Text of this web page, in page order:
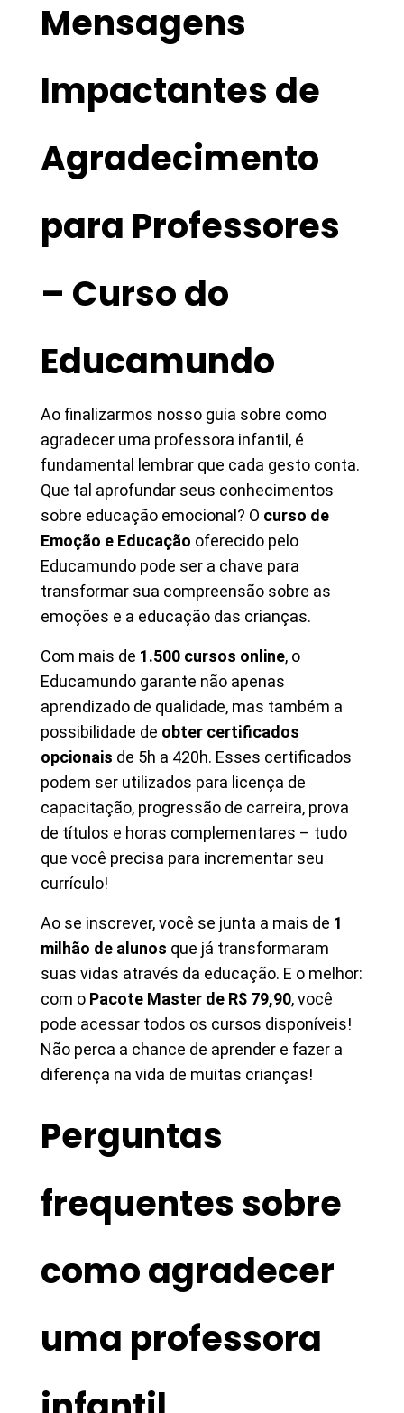
Mensagens
Impactantes de
Agradecimento
para Professores
– Curso do
Educamundo
Ao finalizarmos nosso guia sobre como
agradecer uma professora infantil, é
fundamental lembrar que cada gesto conta.
Que tal aprofundar seus conhecimentos
sobre educação emocional? O curso de
Emoção e Educação oferecido pelo
Educamundo pode ser a chave para
transformar sua compreensão sobre as
emoções e a educação das crianças.
Com mais de 1.500 cursos online, o
Educamundo garante não apenas
aprendizado de qualidade, mas também a
possibilidade de obter certificados
opcionais de 5h a 420h. Esses certificados
podem ser utilizados para licença de
capacitação, progressão de carreira, prova
de títulos e horas complementares – tudo
que você precisa para incrementar seu
currículo!
Ao se inscrever, você se junta a mais de 1
milhão de alunos que já transformaram
suas vidas através da educação. E o melhor:
com o Pacote Master de R$ 79,90, você
pode acessar todos os cursos disponíveis!
Não perca a chance de aprender e fazer a
diferença na vida de muitas crianças!
Perguntas
frequentes sobre
como agradecer
uma professora